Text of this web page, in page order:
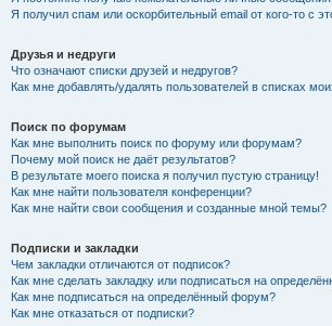
Я получил спам или оскорбительный email от кого-то с
Друзья и недруги
Что означают списки друзей и недругов?
Как мне добавлять/удалять пользователей в списках
Поиск по форумам
Как мне выполнить поиск по форуму или форумам?
Почему мой поиск не даёт результатов?
В результате моего поиска я получил пустую страницу!
Как мне найти пользователя конференции?
Как мне найти свои сообщения и созданные мной темы?
Подписки и закладки
Чем закладки отличаются от подписок?
Как мне сделать закладку или подписаться на
Как мне подписаться на определённый форум?
Как мне отказаться от подписки?